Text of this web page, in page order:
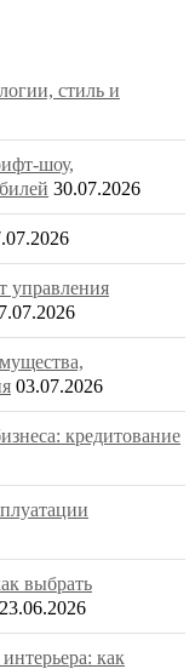
стиль и
шоу,
30.07.2026
управления
03.07.2026
кредитование
выбрать
23.06.2026
как